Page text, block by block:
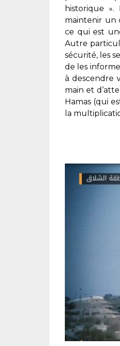
historique
maintenir un
ce qui est
Autre
sécurité, les
de les
à descendre
main et
Hamas (qui
la